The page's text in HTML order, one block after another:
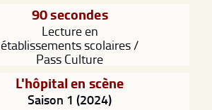
90 secondes
Lecture en
établissements scolaires /
Pass Culture
L'hôpital en scène
Saison 1 (2024)